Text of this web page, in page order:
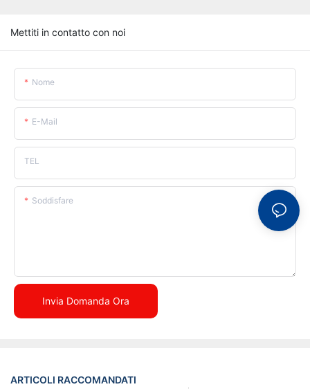
Mettiti in contatto con noi
Nome
E-Mail
TEL
Soddisfare
Invia Domanda Ora
ARTICOLI RACCOMANDATI